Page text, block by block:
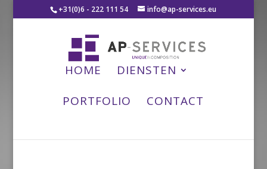
+31(0)6 - 222 111 54 info@ap-services.eu
HOME
DIENSTEN
PORTFOLIO
CONTACT